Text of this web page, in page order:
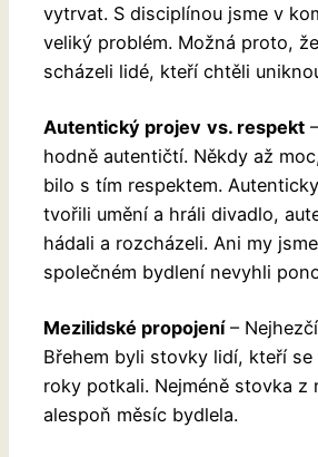
vytrvat. S disciplínou jsme v
veliký problém. Možná proto,
scházeli lidé, kteří chtěli
Autentický projev vs. respekt
hodně autentičtí. Někdy až
bilo s tím respektem.
tvořili umění a hráli divadlo,
hádali a rozcházeli. Ani my
společném bydlení nevyhli
Mezilidské propojení–
Břehem byli stovky lidí, kteří
roky potkali. Nejméně stovka z
alespoň měsíc bydlela.